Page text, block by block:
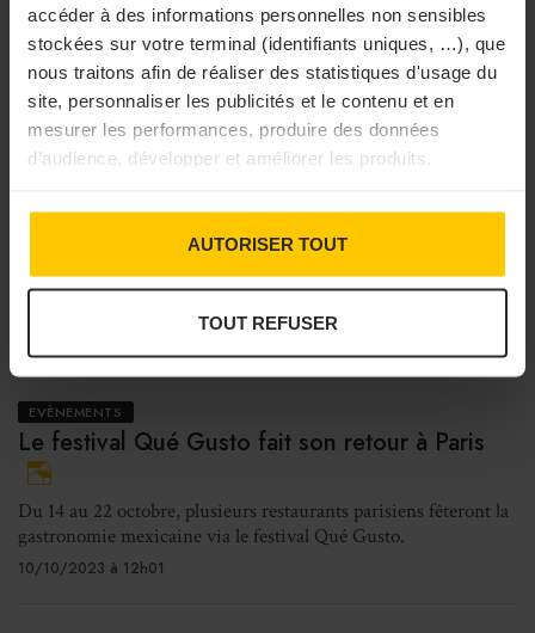
accéder à des informations personnelles non sensibles
stockées sur votre terminal (identifiants uniques, …), que
nous traitons afin de réaliser des statistiques d'usage du
site, personnaliser les publicités et le contenu et en
mesurer les performances, produire des données
d’audience, développer et améliorer les produits.
AUTORISER TOUT
TOUT REFUSER
EVÈNEMENTS
Le festival Qué Gusto fait son retour à Paris
Du 14 au 22 octobre, plusieurs restaurants parisiens fêteront la
gastronomie mexicaine via le festival Qué Gusto.
10/10/2023 à 12h01